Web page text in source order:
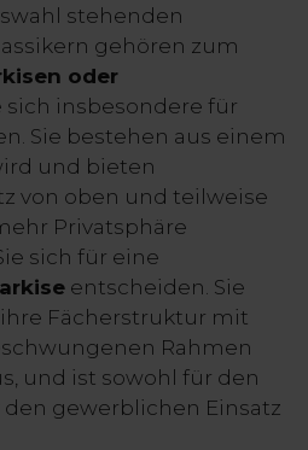
stehenden
gehören zum
oder
sich insbesondere für
Sie bestehen aus einem
und bieten
von oben und teilweise
Privatsphäre
sich für eine
entscheiden. Sie
Fächerstruktur mit
Rahmen
und ist sowohl für den
gewerblichen Einsatz